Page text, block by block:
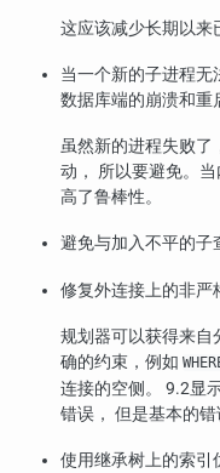
这应该减少长期以来
当一个新的子进程无
数据库端的崩溃和重
虽然新的进程失败了
动， 所以要避免。
高了鲁棒性。
避免与加入不平的子
修复外连接上的非严
规划器可以获得来自
确的约束，例如
连接的空侧。 9.2显
错误， 但是基本的错
使用继承树上的索引